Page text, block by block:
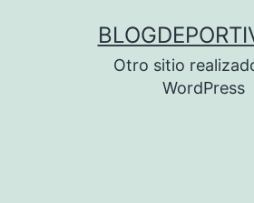
Otro sitio
WordPress